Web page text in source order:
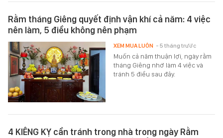
Rằm tháng Giêng quyết định vận khí cả năm: 4 việc
nên làm, 5 điều không nên phạm
Muốn cả năm thuận lợi, ngày rằm
tháng Giêng nhớ làm 4 việc và
tránh 5 điều sau đây.
XEM MUA LUÔN - 5 tháng trước
4 KIÊNG KỴ cần tránh trong nhà trong ngày Rằm